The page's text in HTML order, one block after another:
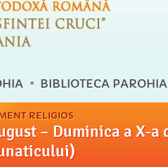
BIBLIOTECA
RELIGIOS
– Duminica a X-a